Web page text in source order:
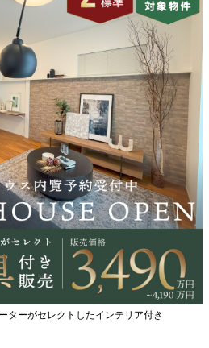
ターがセレクトしたインテリア付き